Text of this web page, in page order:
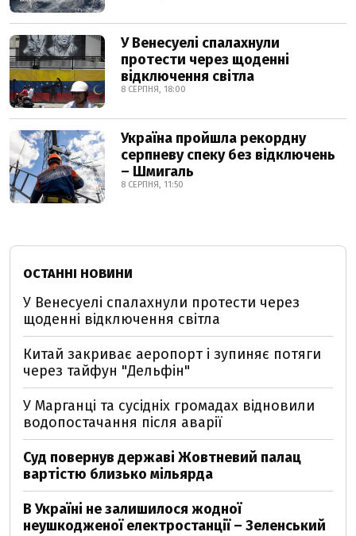
У Венесуелі спалахнули
протести через щоденні
відключення світла
8 СЕРПНЯ, 18:00
Україна пройшла рекордну
серпневу спеку без відключень
– Шмигаль
8 СЕРПНЯ, 11:50
ОСТАННІ НОВИНИ
У Венесуелі спалахнули протести через
щоденні відключення світла
Китай закриває аеропорт і зупиняє потяги
через тайфун "Дельфін"
У Марганці та сусідніх громадах відновили
водопостачання після аварії
Суд повернув державі Жовтневий палац
вартістю близько мільярда
В Україні не залишилося жодної
неушкодженої електростанції – Зеленський